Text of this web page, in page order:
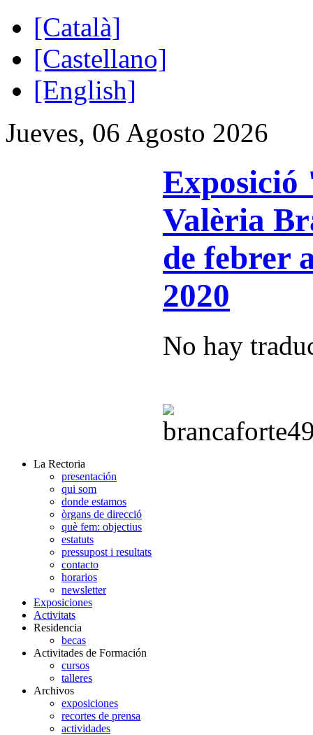
[Català]
[Castellano]
[English]
Jueves, 06 Agosto 2026
Exposició
Valèria
de febrer
2020
No hay
La Rectoria
presentación
qui som
donde estamos
òrgans de direcció
què fem: objectius
estatuts
pressupost i resultats
contacto
horarios
newsletter
Exposiciones
Activitats
Residencia
becas
Activitades de Formación
cursos
talleres
Archivos
exposiciones
recortes de prensa
actividades